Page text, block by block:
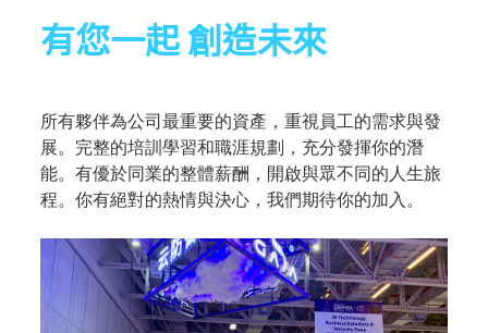
有您一起 創造未來
所有夥伴為公司最重要的資產，重視員工的需求與發
展。完整的培訓學習和職涯規劃，充分發揮你的潛
能。有優於同業的整體薪酬，開啟與眾不同的人生旅
程。你有絕對的熱情與決心，我們期待你的加入。